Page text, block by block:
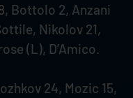
Bottolo 2, Anzani
Nikolov 21,
(L), D’Amico.
24, Mozic 15,